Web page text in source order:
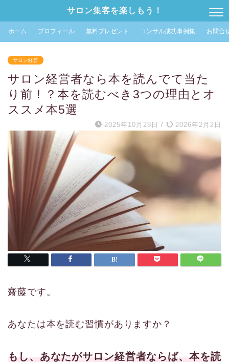
サロン集客を楽しもう！
ホーム プロフィール 無料プレゼント コンサル成功事例集 お問合
サロン経営
サロン経営者なら本を読んでて当た
り前！？本を読むべき3つの理由とオ
ススメ本5選
2025年10月28日 / 2026年2月2日
齋藤です。
あなたは本を読む習慣がありますか？
もし、あなたがサロン経営者ならば、本を読